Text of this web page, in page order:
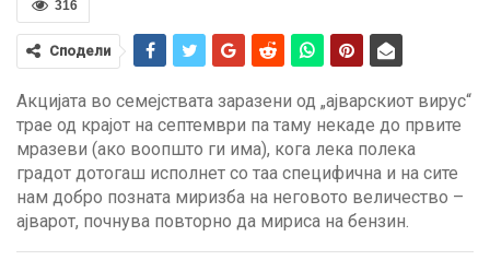
316
Сподели
Акцијата во семејствата заразени од „ајварскиот вирус“
трае од крајот на септември па таму некаде до првите
мразеви (ако воопшто ги има), кога лека полека
градот дотогаш исполнет со таа специфична и на сите
нам добро позната миризба на неговото величество –
ајварот, почнува повторно да мириса на бензин.